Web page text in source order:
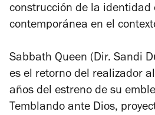
construcción de la identidad
contemporánea en el
Sabbath Queen (Dir. Sandi
es el retorno del realizador
años del estreno de su
Temblando ante Dios,